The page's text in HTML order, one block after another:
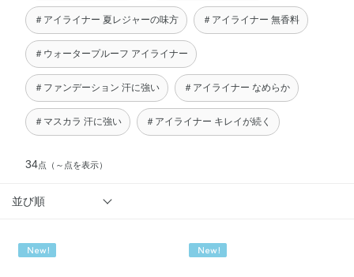
＃アイライナー 夏レジャーの味方 ＃アイライナー 無香料
＃ウォータープルーフ アイライナー
＃ファンデーション 汗に強い ＃アイライナー なめらか
＃マスカラ 汗に強い ＃アイライナー キレイが続く
34点 （～点を表示）
並び順